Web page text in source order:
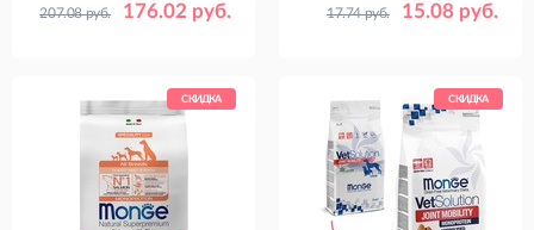
176.02 руб.
207.08 руб.
Вес, кг 3 12
15.08 руб.
17.74 руб.
Вес, кг 0.8 2.5
СКИДКА СКИДКА